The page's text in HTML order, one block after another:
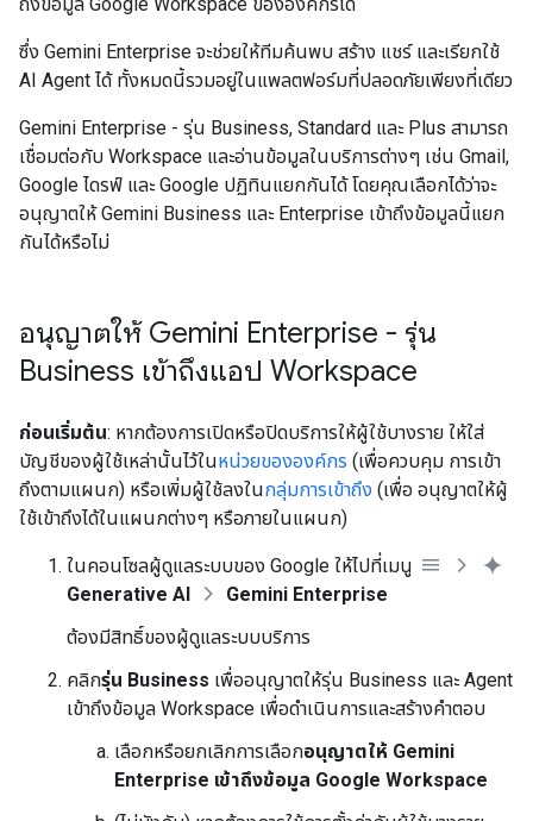
ซึ่ง Gemini Enterprise จะช่วยให้ทีมค้นพบ สร้าง แชร์ และเรียกใช้
AI Agent ได้ ทั้งหมดนี้รวมอยู่ในแพลตฟอร์มที่ปลอดภัยเพียงที่เดียว
Gemini Enterprise - รุ่น Business, Standard และ Plus สามารถ
เชื่อมต่อกับ Workspace และอ่านข้อมูลในบริการต่างๆ เช่น Gmail,
Google ไดรฟ์ และ Google ปฏิทินแยกกันได้ โดยคุณเลือกได้ว่าจะ
อนุญาตให้ Gemini Business และ Enterprise เข้าถึงข้อมูลนี้แยก
กันได้หรือไม่
อนุญาตให้ Gemini Enterprise - รุ่น
Business เข้าถึงแอป Workspace
ก่อนเริ่มต้น: หากต้องการเปิดหรือปิดบริการให้ผู้ใช้บางราย ให้ใส่
บัญชีของผู้ใช้เหล่านั้นไว้ในหน่วยขององค์กร (เพื่อควบคุม การเข้า
ถึงตามแผนก) หรือเพิ่มผู้ใช้ลงในกลุ่มการเข้าถึง (เพื่อ อนุญาตให้ผู้
ใช้เข้าถึงได้ในแผนกต่างๆ หรือภายในแผนก)
ในคอนโซลผู้ดูแลระบบของ Google ให้ไปที่เมนู
Generative AI
Gemini Enterprise
ต้องมีสิทธิ์ของผู้ดูแลระบบบริการ
คลิกรุ่น Business เพื่ออนุญาตให้รุ่น Business และ Agent
เข้าถึงข้อมูล Workspace เพื่อดำเนินการและสร้างคำตอบ
เลือกหรือยกเลิกการเลือกอนุญาตให้ Gemini
Enterprise เข้าถึงข้อมูล Google Workspace